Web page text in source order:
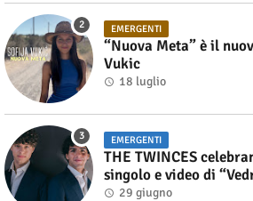
EMERGENTI
“Nuova Meta” è il
Vukic
18 luglio
EMERGENTI
THE TWINCES
singolo e video di
29 giugno